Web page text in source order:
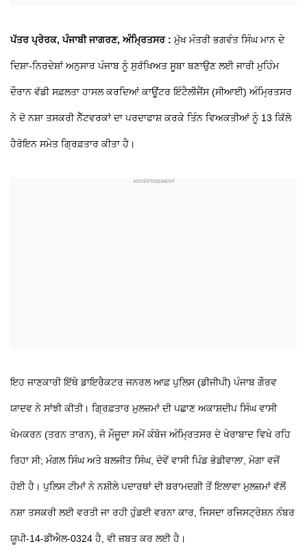
ਪੱਤਰ ਪ੍ਰੇਰਕ, ਪੰਜਾਬੀ ਜਾਗਰਣ, ਅੰਮ੍ਰਿਤਸਰ : ਮੁੱਖ ਮੰਤਰੀ ਭਗਵੰਤ ਸਿੰਘ ਮਾਨ ਦੇ
ਦਿਸ਼ਾ-ਨਿਰਦੇਸ਼ਾਂ ਅਨੁਸਾਰ ਪੰਜਾਬ ਨੂੰ ਸੁਰੱਖਿਅਤ ਸੂਬਾ ਬਣਾਉਣ ਲਈ ਜਾਰੀ ਮੁਹਿੰਮ
ਦੌਰਾਨ ਵੱਡੀ ਸਫ਼ਲਤਾ ਹਾਸਲ ਕਰਦਿਆਂ ਕਾਊਂਟਰ ਇੰਟੈਲੀਜੈਂਸ (ਸੀਆਈ) ਅੰਮ੍ਰਿਤਸਰ
ਨੇ ਦੋ ਨਸ਼ਾ ਤਸਕਰੀ ਨੈੱਟਵਰਕਾਂ ਦਾ ਪਰਦਾਫਾਸ਼ ਕਰਕੇ ਤਿੰਨ ਵਿਅਕਤੀਆਂ ਨੂੰ 13 ਕਿੱਲੋ
ਹੈਰੋਇਨ ਸਮੇਤ ਗ੍ਰਿਫ਼ਤਾਰ ਕੀਤਾ ਹੈ।
ਇਹ ਜਾਣਕਾਰੀ ਇੱਥੇ ਡਾਇਰੈਕਟਰ ਜਨਰਲ ਆਫ਼ ਪੁਲਿਸ (ਡੀਜੀਪੀ) ਪੰਜਾਬ ਗੌਰਵ
ਯਾਦਵ ਨੇ ਸਾਂਝੀ ਕੀਤੀ। ਗ੍ਰਿਫ਼ਤਾਰ ਮੁਲਜ਼ਮਾਂ ਦੀ ਪਛਾਣ ਅਕਾਸ਼ਦੀਪ ਸਿੰਘ ਵਾਸੀ
ਖੇਮਕਰਨ (ਤਰਨ ਤਾਰਨ), ਜੋ ਮੌਜੂਦਾ ਸਮੇਂ ਕੰਬੋਜ ਅੰਮ੍ਰਿਤਸਰ ਦੇ ਖੇਰਾਬਾਦ ਵਿਖੇ ਰਹਿ
ਰਿਹਾ ਸੀ; ਮੰਗਲ ਸਿੰਘ ਅਤੇ ਬਲਜੀਤ ਸਿੰਘ, ਦੋਵੇਂ ਵਾਸੀ ਪਿੰਡ ਭੋਡੀਵਾਲਾ, ਮੋਗਾ ਵਜੋਂ
ਹੋਈ ਹੈ। ਪੁਲਿਸ ਟੀਮਾਂ ਨੇ ਨਸ਼ੀਲੇ ਪਦਾਰਥਾਂ ਦੀ ਬਰਾਮਦਗੀ ਤੋਂ ਇਲਾਵਾ ਮੁਲਜ਼ਮਾਂ ਵੱਲੋਂ
ਨਸ਼ਾ ਤਸਕਰੀ ਲਈ ਵਰਤੀ ਜਾ ਰਹੀ ਹੁੰਡਈ ਵਰਨਾ ਕਾਰ, ਜਿਸਦਾ ਰਜਿਸਟ੍ਰੇਸ਼ਨ ਨੰਬਰ
ਯੂਪੀ-14-ਡੀਐਲ-0324 ਹੈ, ਵੀ ਜ਼ਬਤ ਕਰ ਲਈ ਹੈ।